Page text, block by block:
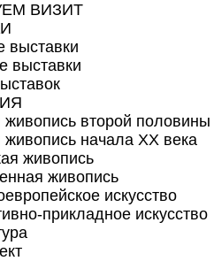
ВИЗИТ
выставки
выставки
живопись второй половины
живопись начала XX века
живопись
живопись
искусство
прикладное искусство